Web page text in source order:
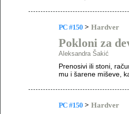
PC #150 > Hardver
Pokloni za
Aleksandra Šakić
Prenosivi ili stoni,
mu i šarene miševe,
PC #150 > Hardver